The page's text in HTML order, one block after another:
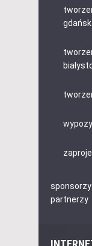
gdańsk
sponsorzy
partnerzy